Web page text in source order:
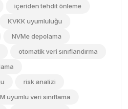
içeriden tehdit önleme
KVKK uyumluluğu
NVMe depolama
otomatik veri sınıflandırma
risk analizi
uyumlu veri sınıflama